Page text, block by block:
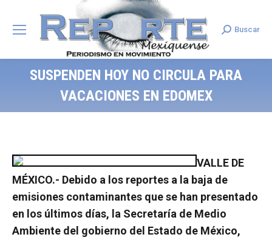
Search:
Buscar
SUSPENDEN HOY NO CIRCULA PARA
VACACIONES EN EDOMEX
VALLE DE
MÉXICO.- Debido a los reportes a la baja de
emisiones contaminantes que se han presentado
en los últimos días, la Secretaría de Medio
Ambiente del gobierno del Estado de México,